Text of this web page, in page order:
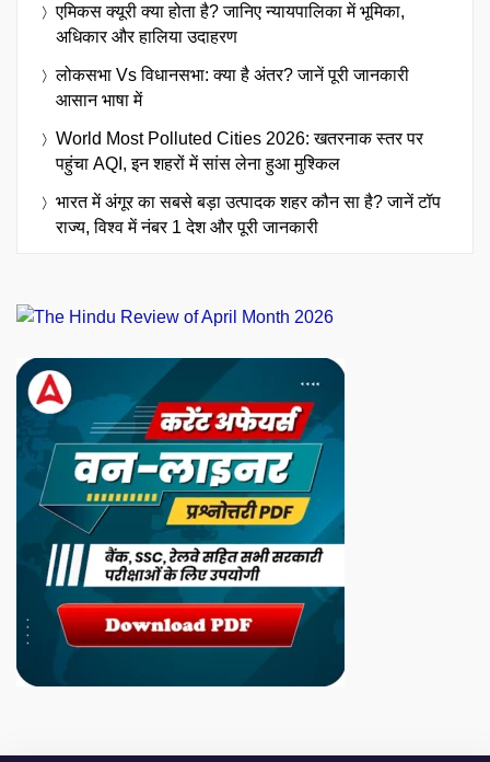
एमिकस क्यूरी क्या होता है? जानिए न्यायपालिका में भूमिका,
अधिकार और हालिया उदाहरण
लोकसभा Vs विधानसभा: क्या है अंतर? जानें पूरी जानकारी
आसान भाषा में
World Most Polluted Cities 2026: खतरनाक स्तर पर
पहुंचा AQI, इन शहरों में सांस लेना हुआ मुश्किल
भारत में अंगूर का सबसे बड़ा उत्पादक शहर कौन सा है? जानें टॉप
राज्य, विश्व में नंबर 1 देश और पूरी जानकारी